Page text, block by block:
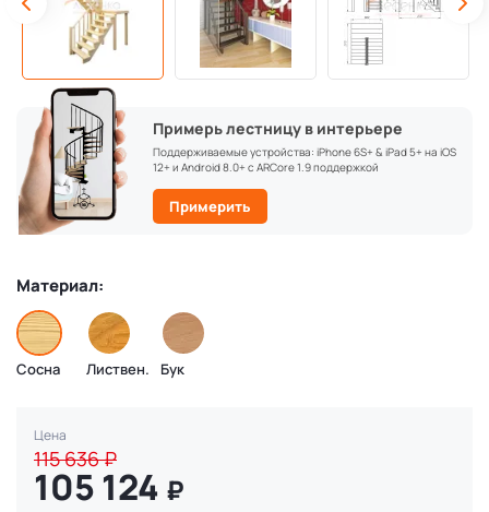
Примерь лестницу в интерьере
Поддерживаемые устройства: iPhone 6S+ & iPad 5+ на iOS
12+ и Android 8.0+ с ARCore 1.9 поддержкой
Примерить
Материал:
Сосна Листвен. Бук
Цена
115 636₽
105 124 ₽